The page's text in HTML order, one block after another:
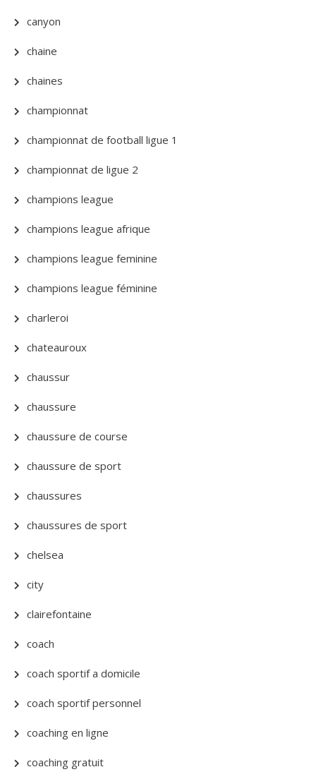
canyon
chaine
chaines
championnat
championnat de football ligue 1
championnat de ligue 2
champions league
champions league afrique
champions league feminine
champions league féminine
charleroi
chateauroux
chaussur
chaussure
chaussure de course
chaussure de sport
chaussures
chaussures de sport
chelsea
city
clairefontaine
coach
coach sportif a domicile
coach sportif personnel
coaching en ligne
coaching gratuit